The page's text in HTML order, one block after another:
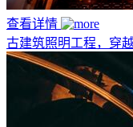
查看详情
古建筑照明工程，穿